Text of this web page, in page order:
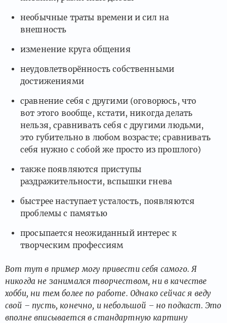
необычные траты времени и сил на
внешность
изменение круга общения
неудовлетворённость собственными
достижениями
сравнение себя с другими (оговорюсь, что
вот этого вообще, кстати, никогда делать
нельзя, сравнивать себя с другими людьми,
это губительно в любом возрасте; сравнивать
себя нужно с собой же просто из прошлого)
также появляются приступы
раздражительности, вспышки гнева
быстрее наступает усталость, появляются
проблемы с памятью
просыпается неожиданный интерес к
творческим профессиям
Вот тут в пример могу привести себя самого. Я
никогда не занимался творчеством, ни в качестве
хобби, ни тем более по работе. Однако сейчас я веду
свой – пусть, конечно, и небольшой – но подкаст. Это
вполне вписывается в стандартную картину